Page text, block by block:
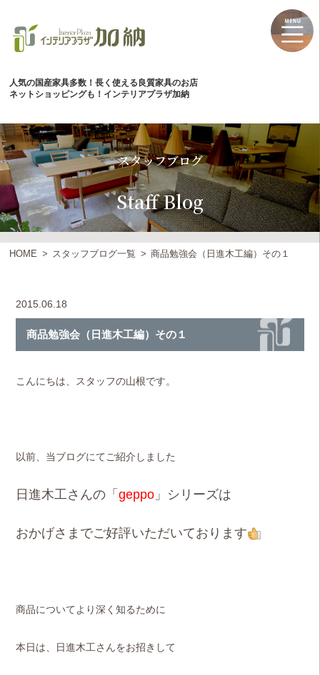
人気の国産家具多数！長く使える良質家具のお店
ネットショッピングも！インテリアプラザ加納
スタッフブログ
Staff Blog
HOME スタッフブログ一覧 商品勉強会（日進木工編）その１
2015.06.18
商品勉強会（日進木工編）その１
こんにちは、スタッフの山根です。
以前、当ブログにてご紹介しました
日進木工さんの「geppo 」シリーズは
おかげさまでご好評いただいております
商品についてより深く知るために
本日は、日進木工さんをお招きして